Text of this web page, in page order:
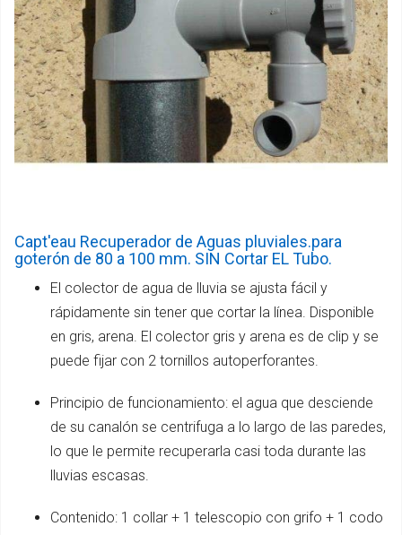
Capt'eau Recuperador de Aguas pluviales.para
goterón de 80 a 100 mm. SIN Cortar EL Tubo.
El colector de agua de lluvia se ajusta fácil y
rápidamente sin tener que cortar la línea. Disponible
en gris, arena. El colector gris y arena es de clip y se
puede fijar con 2 tornillos autoperforantes.
Principio de funcionamiento: el agua que desciende
de su canalón se centrifuga a lo largo de las paredes,
lo que le permite recuperarla casi toda durante las
lluvias escasas.
Contenido: 1 collar + 1 telescopio con grifo + 1 codo